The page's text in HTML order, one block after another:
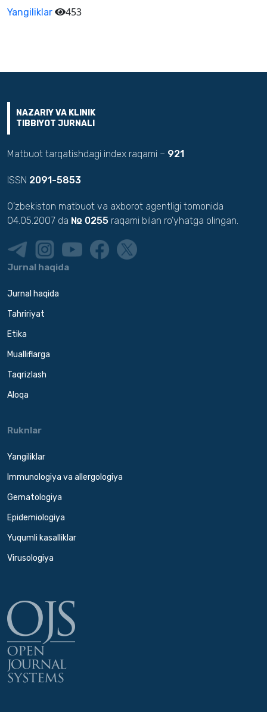
Yangiliklar 453
NAZARIY VA KLINIK
TIBBIYOT JURNALI
Matbuot tarqatishdagi index raqami – 921
ISSN 2091-5853
O'zbekiston matbuot va axborot agentligi tomonida
04.05.2007 da № 0255 raqami bilan ro'yhatga olingan.
Jurnal haqida
Jurnal haqida
Tahririyat
Etika
Mualliflarga
Taqrizlash
Aloqa
Ruknlar
Yangiliklar
Immunologiya va allergologiya
Gematologiya
Epidemiologiya
Yuqumli kasalliklar
Virusologiya